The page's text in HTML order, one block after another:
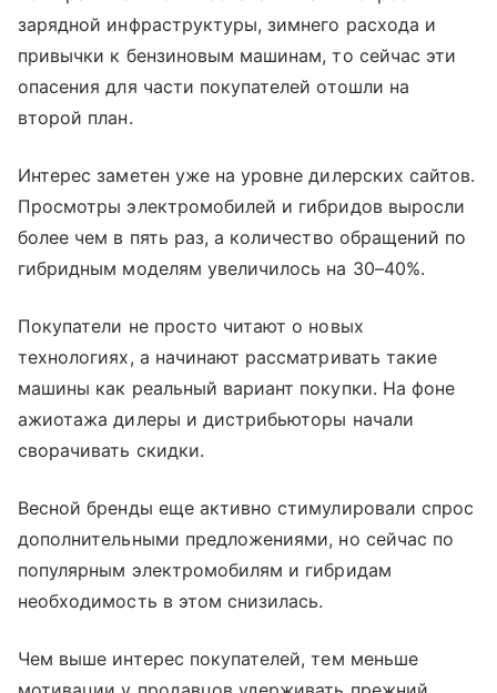
зарядной инфраструктуры, зимнего расхода и
привычки к бензиновым машинам, то сейчас эти
опасения для части покупателей отошли на
второй план.
Интерес заметен уже на уровне дилерских сайтов.
Просмотры электромобилей и гибридов выросли
более чем в пять раз, а количество обращений по
гибридным моделям увеличилось на 30–40%.
Покупатели не просто читают о новых
технологиях, а начинают рассматривать такие
машины как реальный вариант покупки. На фоне
ажиотажа дилеры и дистрибьюторы начали
сворачивать скидки.
Весной бренды еще активно стимулировали спрос
дополнительными предложениями, но сейчас по
популярным электромобилям и гибридам
необходимость в этом снизилась.
Чем выше интерес покупателей, тем меньше